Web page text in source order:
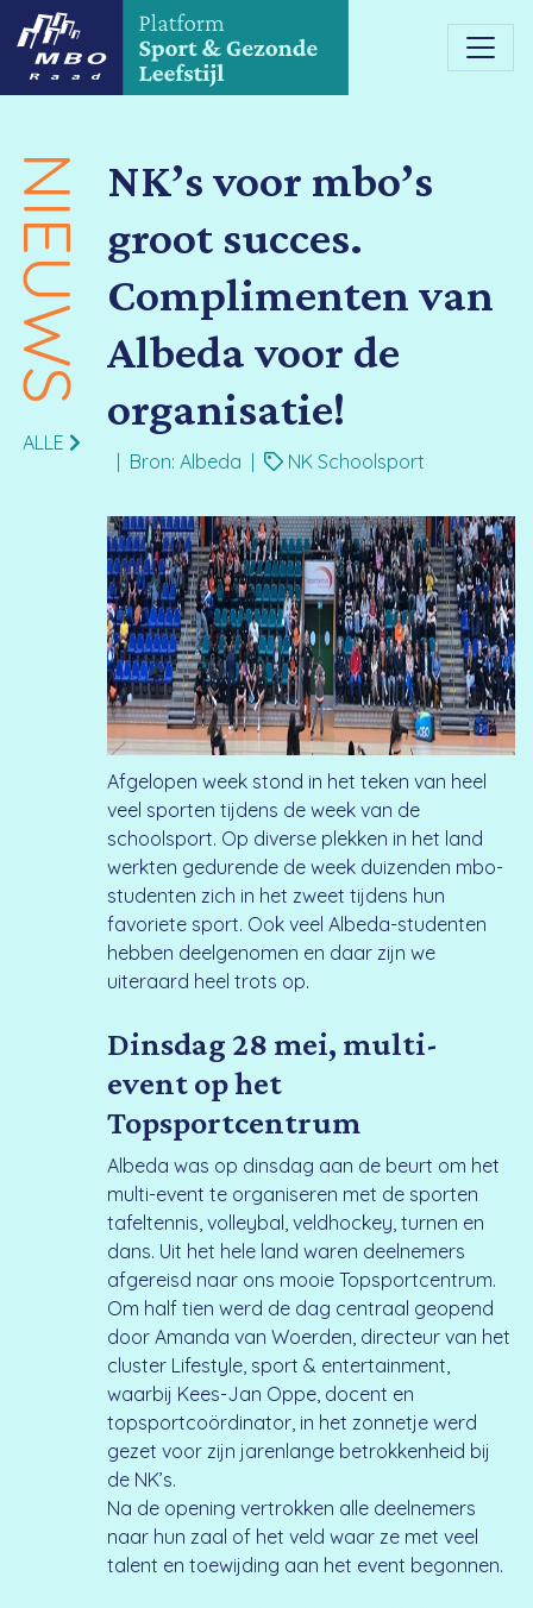
NIEUWS
ALLE
NK’s voor mbo’s
groot succes.
Complimenten van
Albeda voor de
organisatie!
| Bron: Albeda | NK Schoolsport
Afgelopen week stond in het teken van heel
veel sporten tijdens de week van de
schoolsport. Op diverse plekken in het land
werkten gedurende de week duizenden mbo-
studenten zich in het zweet tijdens hun
favoriete sport. Ook veel Albeda-studenten
hebben deelgenomen en daar zijn we
uiteraard heel trots op.
Dinsdag 28 mei, multi-
event op het
Topsportcentrum
Albeda was op dinsdag aan de beurt om het
multi-event te organiseren met de sporten
tafeltennis, volleybal, veldhockey, turnen en
dans. Uit het hele land waren deelnemers
afgereisd naar ons mooie Topsportcentrum.
Om half tien werd de dag centraal geopend
door Amanda van Woerden, directeur van het
cluster Lifestyle, sport & entertainment,
waarbij Kees-Jan Oppe, docent en
topsportcoördinator, in het zonnetje werd
gezet voor zijn jarenlange betrokkenheid bij
de NK’s.
Na de opening vertrokken alle deelnemers
naar hun zaal of het veld waar ze met veel
talent en toewijding aan het event begonnen.